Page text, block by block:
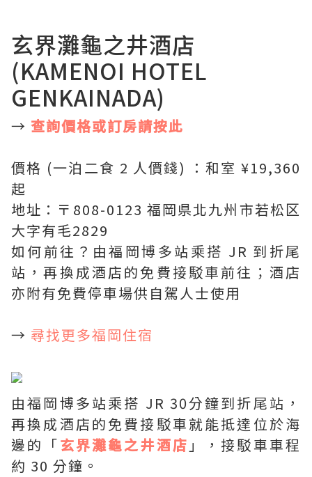
玄界灘龜之井酒店
(KAMENOI HOTEL
GENKAINADA)
→ 查詢價格或訂房請按此
價格 (一泊二食 2 人價錢) ：和室 ¥19,360
起
地址：〒808-0123 福岡県北九州市若松区
大字有毛2829
如何前往？由福岡博多站乘搭 JR 到折尾
站，再換成酒店的免費接駁車前往；酒店
亦附有免費停車場供自駕人士使用
→ 尋找更多福岡住宿
由福岡博多站乘搭 JR 30分鐘到折尾站，
再換成酒店的免費接駁車就能抵達位於海
邊的「玄界灘龜之井酒店 」，接駁車車程
約 30 分鐘。